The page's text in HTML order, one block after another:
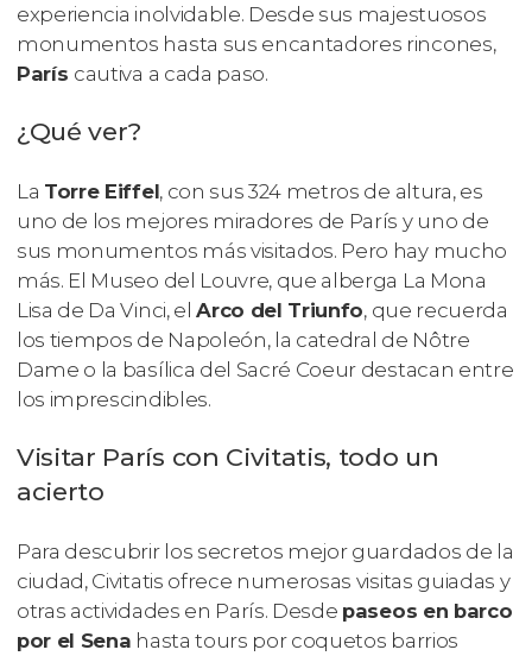
experiencia inolvidable. Desde sus majestuosos
monumentos hasta sus encantadores rincones,
París cautiva a cada paso.
¿Qué ver?
La Torre Eiffel, con sus 324 metros de altura, es
uno de los mejores miradores de París y uno de
sus monumentos más visitados. Pero hay mucho
más. El Museo del Louvre, que alberga La Mona
Lisa de Da Vinci, elArco del Triunfo, que recuerda
los tiempos de Napoleón, la catedral de Nôtre
Dame o la basílica del Sacré Coeur destacan entre
los imprescindibles.
Visitar París con Civitatis, todo un
acierto
Para descubrir los secretos mejor guardados de la
ciudad, Civitatis ofrece numerosas visitas guiadas y
otras actividades en París. Desde paseos en barco
por el Sena hasta tours por coquetos barrios